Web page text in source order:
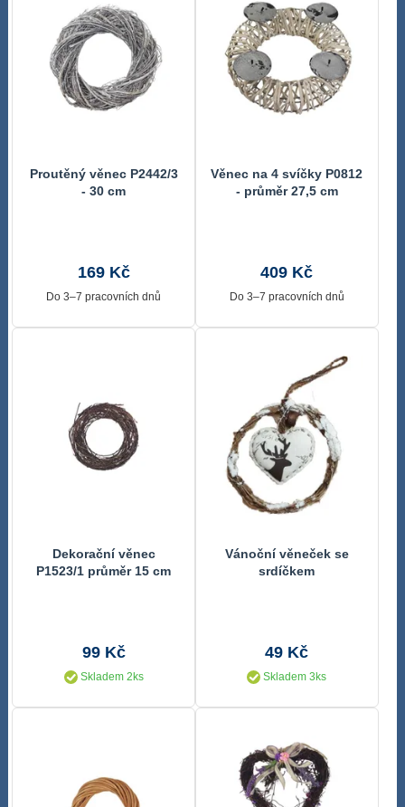
Proutěný věnec P2442/3
- 30 cm
169 Kč
Do 3–7 pracovních dnů
Věnec na 4 svíčky P0812
- průměr 27,5 cm
409 Kč
Do 3–7 pracovních dnů
Dekorační věnec
P1523/1 průměr 15 cm
99 Kč
Skladem 2ks
Vánoční věneček se
srdíčkem
49 Kč
Skladem 3ks